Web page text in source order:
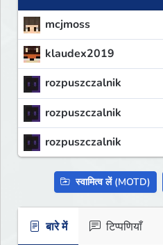
mcjmoss
klaudex2019
rozpuszczalnik
rozpuszczalnik
rozpuszczalnik
स्वामित्व लें (MOTD)
बारे में टिप्पणियाँ